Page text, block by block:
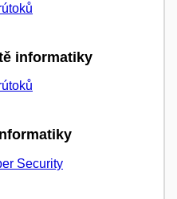
informatiky
Security